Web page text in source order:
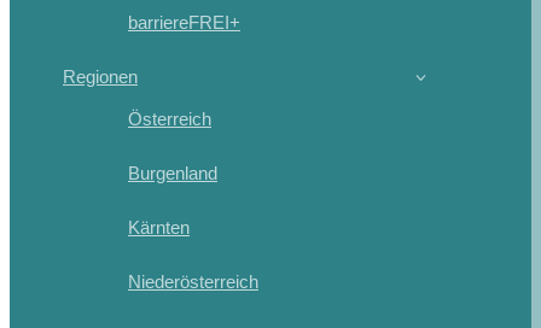
barriereFREI+
Regionen
Österreich
Burgenland
Kärnten
Niederösterreich